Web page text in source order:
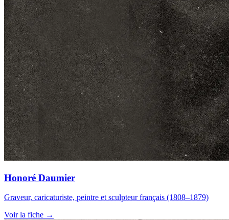
Honoré Daumier
Graveur, caricaturiste, peintre et sculpteur français (1808–1879)
Voir la fiche →